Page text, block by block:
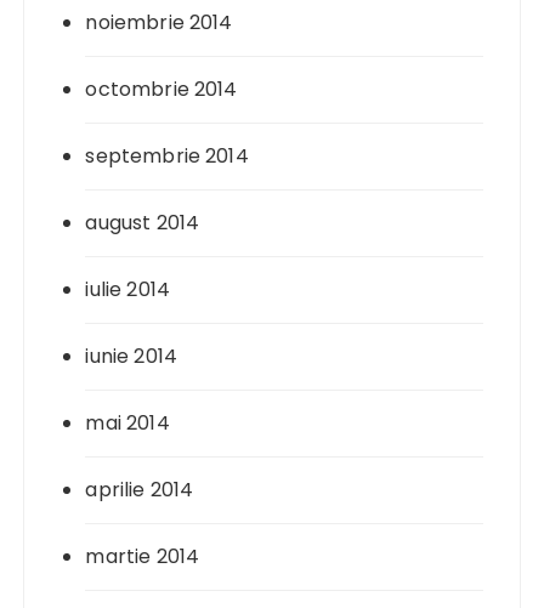
noiembrie 2014
octombrie 2014
septembrie 2014
august 2014
iulie 2014
iunie 2014
mai 2014
aprilie 2014
martie 2014